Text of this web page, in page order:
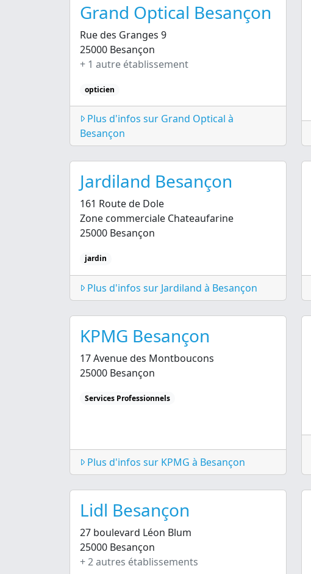
Grand Optical Besançon
Rue des Granges 9
25000 Besançon
+ 1 autre établissement
opticien
Plus d'infos sur Grand Optical à
Besançon
Jardiland Besançon
161 Route de Dole
Zone commerciale Chateaufarine
25000 Besançon
jardin
Plus d'infos sur Jardiland à Besançon
KPMG Besançon
17 Avenue des Montboucons
25000 Besançon
Services Professionnels
Plus d'infos sur KPMG à Besançon
Lidl Besançon
27 boulevard Léon Blum
25000 Besançon
+ 2 autres établissements